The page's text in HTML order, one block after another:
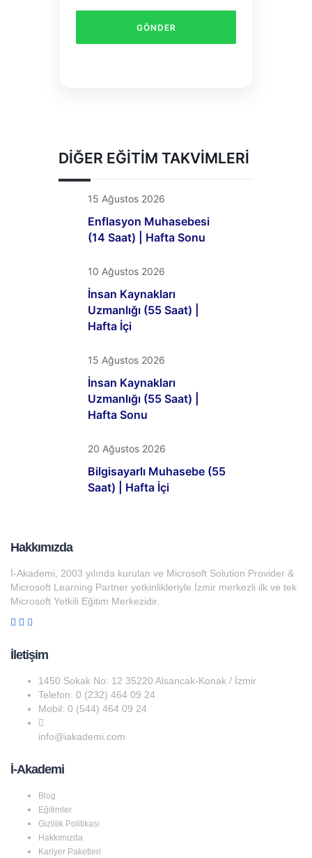
DIĞER EĞITIM TAKVIMLERI
15 Ağustos 2026
Enflasyon Muhasebesi
(14 Saat) | Hafta Sonu
10 Ağustos 2026
İnsan Kaynakları
Uzmanlığı (55 Saat) |
Hafta İçi
15 Ağustos 2026
İnsan Kaynakları
Uzmanlığı (55 Saat) |
Hafta Sonu
20 Ağustos 2026
Bilgisayarlı Muhasebe (55
Saat) | Hafta İçi
Hakkımızda
İ-Akademi, 2003 yılında kurulan ve Microsoft Solution Provider &
Microsoft Learning Partner yetkinlikleriyle İzmir merkezli ilk ve tek
Microsoft Yetkili Eğitim Merkezidir.
İletişim
1450 Sokak No: 12 35220 Alsancak-Konak / İzmir
Telefon: 0 (232) 464 09 24
Mobil: 0 (544) 464 09 24
info@iakademi.com
İ-Akademi
Blog
Eğitimler
Gizlilik Politikası
Hakkımızda
Kariyer Paketleri